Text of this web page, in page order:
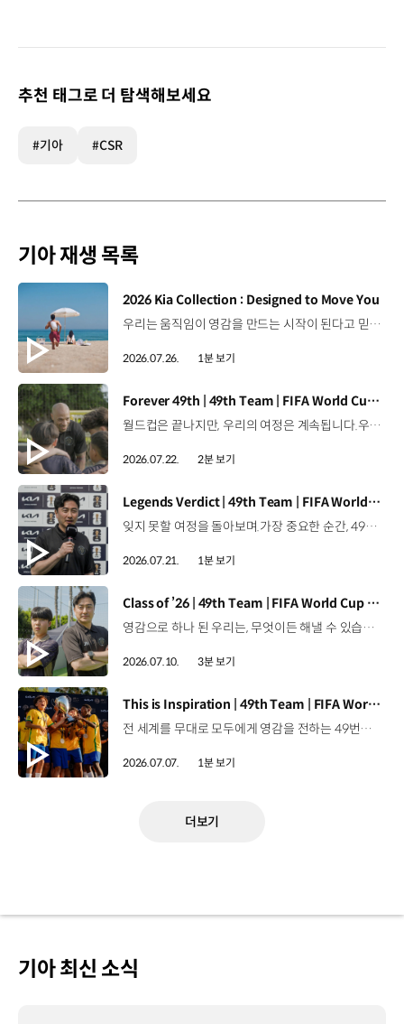
추천 태그로 더 탐색해보세요
#기아 #CSR
기아 재생 목록
[동영상]
2026 Kia Collection : Designed to Move You
우리는 움직임이 영감을 만드는 시작이 된다고 믿습니다. 기아만의 Movement로 당신의 일상에 영감을 더해줄 2026 Kia Collection을 만나보세요. Designed to move you. Kia Collection 자세히 보기 ▶ #Kia #기아 #KiaCollection #기아컬렉션 #Designedtomoveyou #lifestyle
2026.07.26. 1분 보기
[동영상]
Forever 49th | 49th Team | FIFA World Cup 2026™
월드컵은 끝나지만, 우리의 여정은 계속됩니다.우리는 영원한 49번째 팀입니다. 자세히 보기 ▶ #Kia #InspirationConnectsUsAll #49thTeam #OMBC #FIFAWorldCup2026 유튜브 쇼츠 보기 >
2026.07.22. 2분 보기
[동영상]
Legends Verdict | 49th Team | FIFA World Cup 2026™
잊지 못할 여정을 돌아보며.가장 중요한 순간, 49번째 팀이 공을 건네며 완벽하게 임무를 해낸 그 순간을 함께 돌아봅니다. 자세히 보기 ▶ #Kia #InspirationConnectsUsAll #49thTeam #OMBC #FIFAWorldCup2026 유튜브 쇼츠 보기 >
2026.07.21. 1분 보기
[동영상]
Class of ’26 | 49th Team | FIFA World Cup 2026™
영감으로 하나 된 우리는, 무엇이든 해낼 수 있습니다.세계 곳곳에서 모인 2026년의 주인공들이 FIFA 월드컵™ 오피셜 매치볼 캐리어로 꿈의 무대에 섰습니다. 자세히 보기 ▶ #Kia #InspirationConnectsUsAll #49thTeam #OMBC #FIFAWorldCup2026 유튜브 쇼츠 보기 >
2026.07.10. 3분 보기
[동영상]
This is Inspiration | 49th Team | FIFA World Cup 2026™
전 세계를 무대로 모두에게 영감을 전하는 49번째 팀.FIFA 월드컵 2026™을 향한 여정 속, 이제 사람들의 시선은 이 어린 스타들에게 향합니다. 자세히 보기 ▶ #Kia #InspirationConnectsUsAll #49thTeam #OMBC #FIFAWorldCup2026 유튜브 쇼츠 보기 >
2026.07.07. 1분 보기
더보기
기아 최신 소식